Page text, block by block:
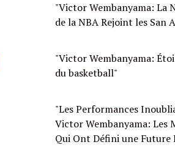
"Victor Wembanyama: La
de la NBA Rejoint les San
"Victor Wembanyama:
du basketball"
"Les Performances
Victor Wembanyama: Les
Qui Ont Défini une Future